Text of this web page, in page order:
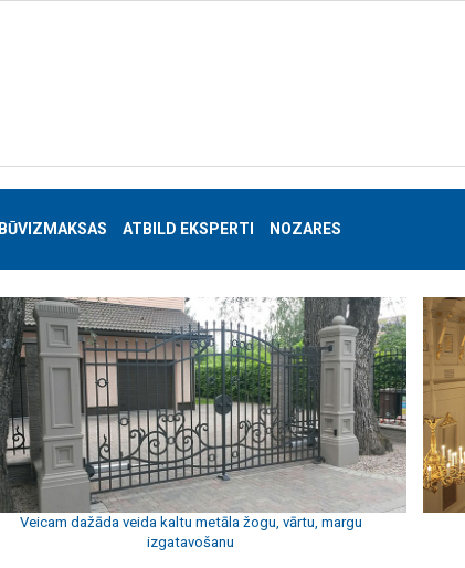
BŪVIZMAKSAS ATBILD EKSPERTI NOZARES
Veicam dažāda veida kaltu metāla žogu, vārtu, margu
izgatavošanu